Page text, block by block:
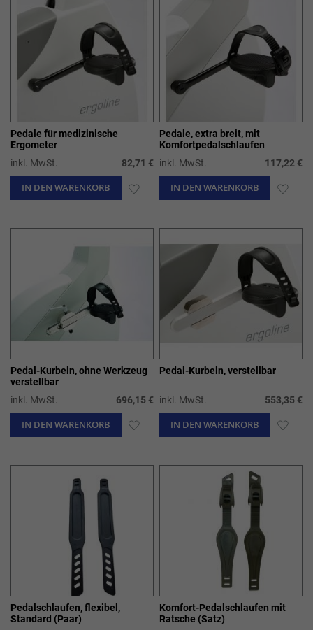
Pedale für medizinische
Ergometer
inkl. MwSt.
82,71 €
IN DEN WARENKORB ZUR
Pedale, extra breit, mit
Komfortpedalschlaufen
inkl. MwSt.
117,22 €
IN DEN WARENKORB ZUR
Pedal-Kurbeln, ohne Werkzeug
verstellbar
inkl. MwSt.
696,15 €
IN DEN WARENKORB ZUR
Pedal-Kurbeln, verstellbar
inkl. MwSt. 553,35 €
IN DEN WARENKORB ZUR
Pedalschlaufen, flexibel,
Standard (Paar)
Komfort-Pedalschlaufen mit
Ratsche (Satz)